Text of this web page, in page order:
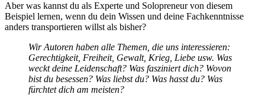
Aber was kannst du als Experte und Solopreneur von diesem
Beispiel lernen, wenn du dein Wissen und deine Fachkenntnisse
anders transportieren willst als bisher?
Wir Autoren haben alle Themen, die uns interessieren:
Gerechtigkeit, Freiheit, Gewalt, Krieg, Liebe usw. Was
weckt deine Leidenschaft? Was fasziniert dich? Wovon
bist du besessen? Was liebst du? Was hasst du? Was
fürchtet dich am meisten?